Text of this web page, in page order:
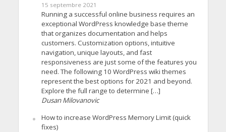
15 septembre 2021
Running a successful online business requires an
exceptional WordPress knowledge base theme
that organizes documentation and helps
customers. Customization options, intuitive
navigation, unique layouts, and fast
responsiveness are just some of the features you
need. The following 10 WordPress wiki themes
represent the best options for 2021 and beyond.
Explore the full range to determine […]
Dusan Milovanovic
How to increase WordPress Memory Limit (quick
fixes)